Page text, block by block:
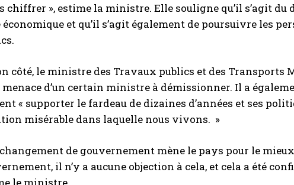
chiffrer », estime la ministre. Elle souligne qu’il s’agit
économique et qu’il s’agit également de poursuivre les
côté, le ministre des Travaux publics et des
menace d’un certain ministre à démissionner. Il a
« supporter le fardeau de dizaines d’années et ses
misérable dans laquelle nous vivons. »
de gouvernement mène le pays pour le
il n’y a aucune objection à cela, et cela a été